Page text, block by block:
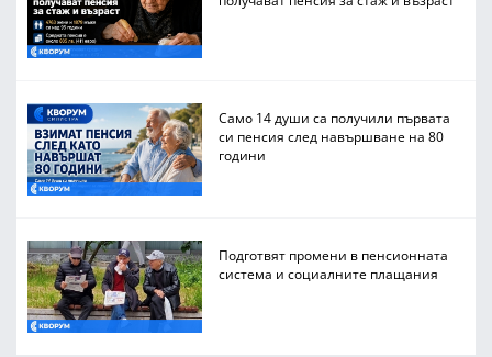
Само 14 души са получили първата
си пенсия след навършване на 80
години
Подготвят промени в пенсионната
система и социалните плащания